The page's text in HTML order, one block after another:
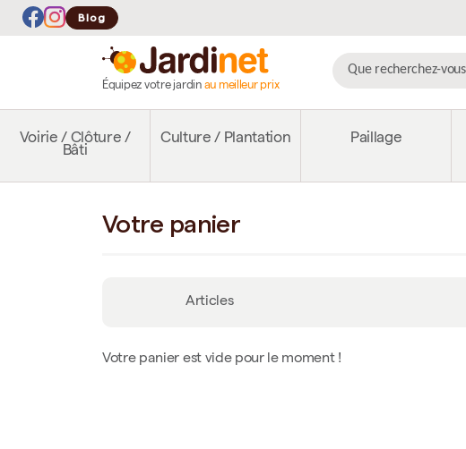
Blog
Équipez votre jardin au meilleur prix
Voirie / Clôture /
Bâti
Culture / Plantation Paillage
Votre panier
Articles
Votre panier est vide pour le moment !